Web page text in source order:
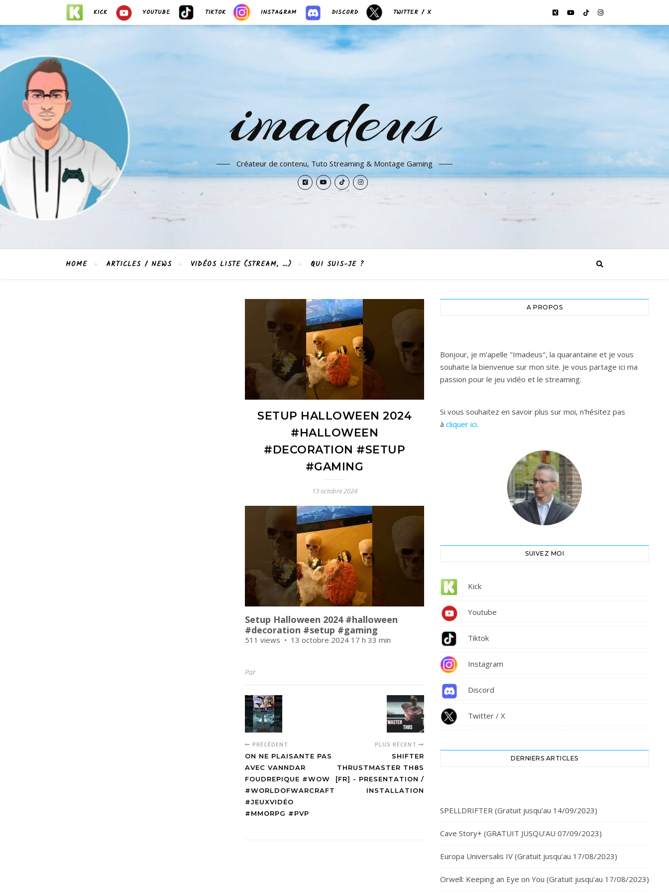
KICK YOUTUBE TIKTOK INSTAGRAM DISCORD TWITTER / X
imadeus
Créateur de contenu, Tuto Streaming & Montage Gaming
HOME ARTICLES / NEWS VIDÉOS LISTE (STREAM, …) QUI SUIS-JE ?
SETUP HALLOWEEN 2024
#HALLOWEEN
#DECORATION #SETUP
#GAMING
13 octobre 2024
Setup Halloween 2024 #halloween
#decoration #setup #gaming
511 views 13 octobre 2024 17 h 33 min
Par
PRÉCÉDENT
ON NE PLAISANTE PAS
AVEC VANNDAR
FOUDREPIQUE #WOW
#WORLDOFWARCRAFT
#JEUXVIDÉO
#MMORPG #PVP
PLUS RÉCENT
SHIFTER
THRUSTMASTER TH8S
[FR] - PRESENTATION /
INSTALLATION
A PROPOS
Bonjour, je m'apelle "Imadeus", la quarantaine et je vous
souhaite la bienvenue sur mon site. Je vous partage ici ma
passion pour le jeu vidéo et le streaming.
Si vous souhaitez en savoir plus sur moi, n'hésitez pas
à cliquer ici.
SUIVEZ MOI
Kick
Youtube
Tiktok
Instagram
Discord
Twitter / X
DERNIERS ARTICLES
SPELLDRIFTER (Gratuit jusqu’au 14/09/2023)
Cave Story+ (GRATUIT JUSQU’AU 07/09/2023)
Europa Universalis IV (Gratuit jusqu’au 17/08/2023)
Orwell: Keeping an Eye on You (Gratuit jusqu’au 17/08/2023)